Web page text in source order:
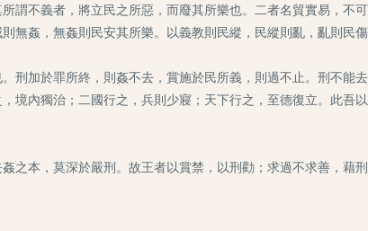
不義者，將立民之所惡，而廢其所樂也。二者名貿實易，不可
無姦，無姦則民安其所樂。以義教則民縱，民縱則亂，亂則民傷
加於罪所終，則姦不去，賞施於民所義，則過不止。刑不能去
境內獨治；二國行之，兵則少寢；天下行之，至德復立。此吾以
本，莫深於嚴刑。故王者以賞禁，以刑勸；求過不求善，藉刑